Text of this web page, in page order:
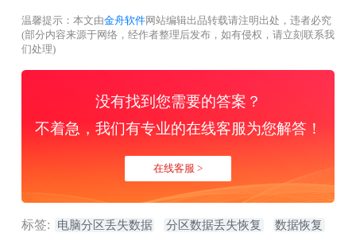
温馨提示：本文由金舟软件网站编辑出品转载请注明出处，违者必究
(部分内容来源于网络，经作者整理后发布，如有侵权，请立刻联系我
们处理)
没有找到您需要的答案？
不着急，我们有专业的在线客服为您解答！
在线客服 >
标签: 电脑分区丢失数据 分区数据丢失恢复 数据恢复